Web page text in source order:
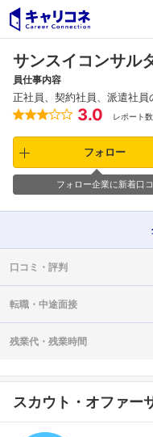
サンスイコンサル
員仕事内容
正社員、契約社員、派遣社員
3.0 レポート数
フォロー
フォロー企業に新着口
口コミ・ 評判
転職・ 中途面接
残業代・ 残業時間
スカウト・オファー